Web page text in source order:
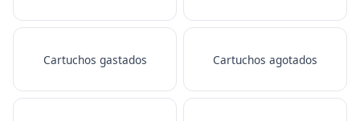
Cartuchos gastados Cartuchos agotados